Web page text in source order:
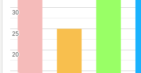
20
20
25
25
30
30